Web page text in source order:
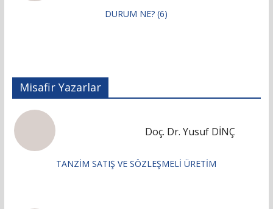
DURUM NE? (6)
Misafir Yazarlar
Doç. Dr. Yusuf DİNÇ
TANZİM SATIŞ VE SÖZLEŞMELİ ÜRETİM